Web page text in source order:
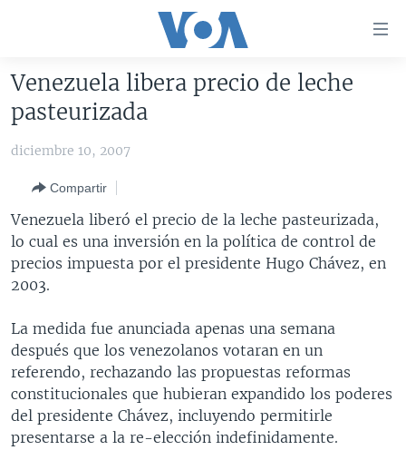
accesibilidad
contenido
Salte
navegador
principal
Salte
AMÉRICA DEL NORTE
HAITÍ
ELECCIONES EEUU 2024
ELECCIONES EEUU
VOTO DIVIDIDO
VOA VERIFICA
VOA VERIFICA UCRANIA/RUSIA
VOA VERIFICA INMIGRACIÓN
VOA VERIFICA AMÉRICA LATINA
AMÉRICA LATINA
ARGENTINA
BOLIVIA
COLOMBIA
CHILE
PERÚ
ECUADOR
VENEZUELA
CHINA EN AMÉRICA LATINA
CENTROAMÉRICA
COSTA RICA
EL SALVADOR
GUATEMALA
HONDURAS
NICARAGUA
OTRAS SECCIONES
INMIGRACIÓN
LIBERTAD DE PRENSA
MUNDO
ECONOMÍA
ESPECIALES DE LA VOA
LIBERTAD DE PRENSA
UCRANIA
MULTIMEDIA
Venezuela libera precio de leche
pasteurizada
diciembre 10, 2007
Compartir
Venezuela liberó el precio de la leche pasteurizada,
lo cual es una inversión en la política de control de
precios impuesta por el presidente Hugo Chávez, en
2003.
La medida fue anunciada apenas una semana
después que los venezolanos votaran en un
referendo, rechazando las propuestas reformas
constitucionales que hubieran expandido los poderes
del presidente Chávez, incluyendo permitirle
presentarse a la re-elección indefinidamente.